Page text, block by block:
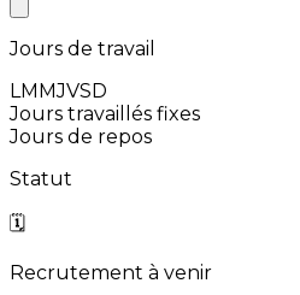
Jours de travail
LMMJVSD
Jours travaillés fixes
Jours de repos
Statut
🗓️
Recrutement à venir